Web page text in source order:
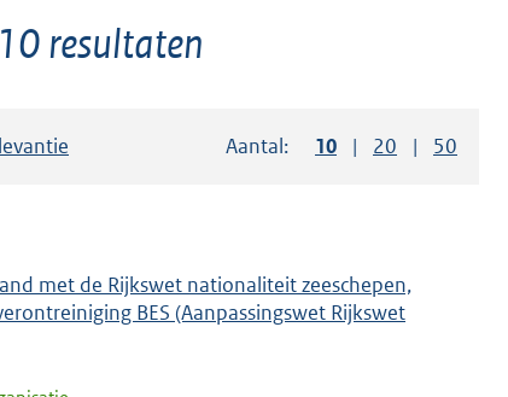
resultaten
op: Aantal: Toon
10 resultaten per
Toon
20 resultaten
Toon
50
met de Rijkswet nationaliteit zeeschepen,
BES (Aanpassingswet Rijkswet